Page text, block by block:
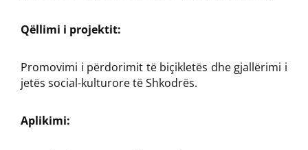
Qëllimi i projektit:
Promovimi i përdorimit të biçikletës dhe gjallërimi i
jetës social-kulturore të Shkodrës.
Aplikimi: